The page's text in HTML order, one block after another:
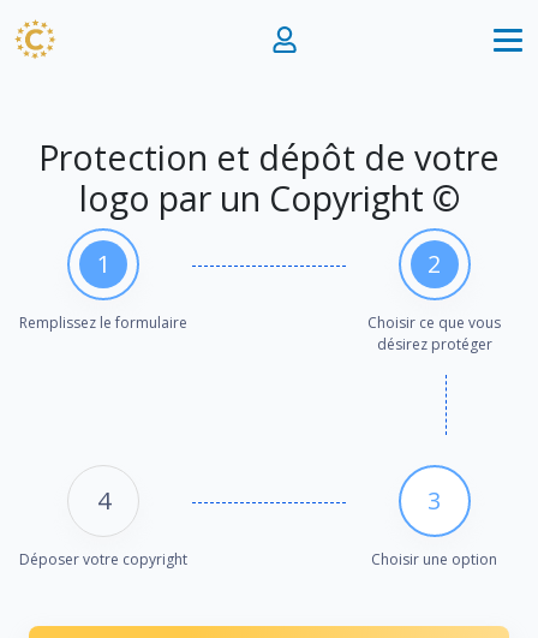
Protection et dépôt de votre
logo par un Copyright ©
1
Remplissez le formulaire
2
Choisir ce que vous
désirez protéger
3
Choisir une option
4
Déposer votre copyright